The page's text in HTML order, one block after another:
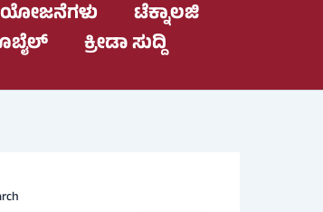
ಯೋಜನೆಗಳು
ಟೆಕ್ನಾಲಜಿ
ಕ್ರೀಡಾ ಸುದ್ದಿ